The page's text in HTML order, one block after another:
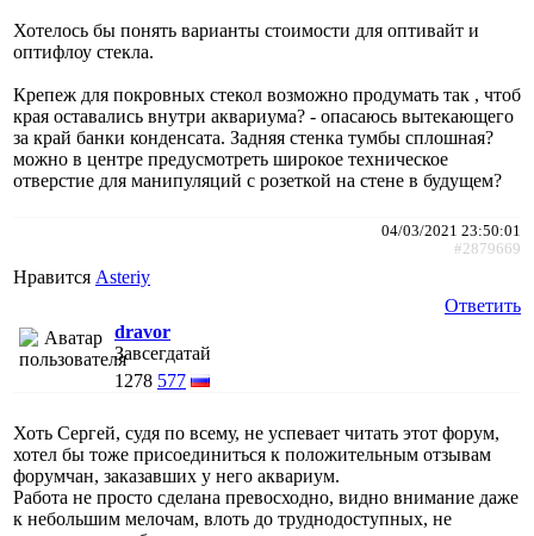
Хотелось бы понять варианты стоимости для оптивайт и
оптифлоу стекла.
Крепеж для покровных стекол возможно продумать так , чтоб
края оставались внутри аквариума? - опасаюсь вытекающего
за край банки конденсата. Задняя стенка тумбы сплошная?
можно в центре предусмотреть широкое техническое
отверстие для манипуляций с розеткой на стене в будущем?
04/03/2021 23:50:01
#2879669
Нравится Asteriy
Ответить
dravor
Завсегдатай
1278 577
Хоть Сергей, судя по всему, не успевает читать этот форум,
хотел бы тоже присоединиться к положительным отзывам
форумчан, заказавших у него аквариум.
Работа не просто сделана превосходно, видно внимание даже
к небольшим мелочам, влоть до труднодоступных, не